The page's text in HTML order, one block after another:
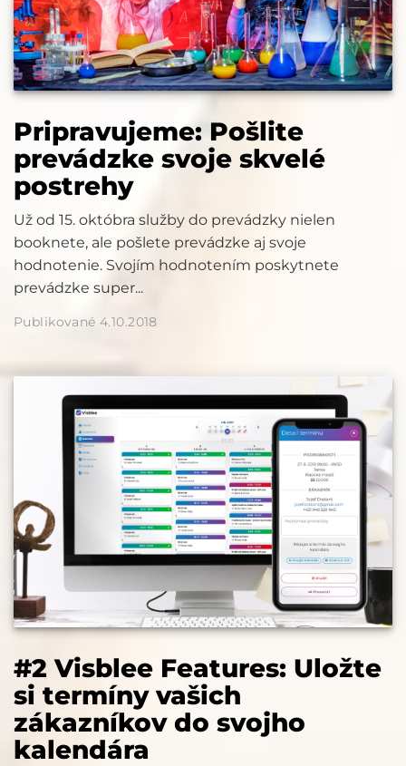
Pripravujeme: Pošlite
prevádzke svoje skvelé
postrehy
Už od 15. októbra služby do prevádzky nielen
booknete, ale pošlete prevádzke aj svoje
hodnotenie. Svojím hodnotením poskytnete
prevádzke super...
Publikované 4.10.2018
#2 Visblee Features: Uložte
si termíny vašich
zákazníkov do svojho
kalendára